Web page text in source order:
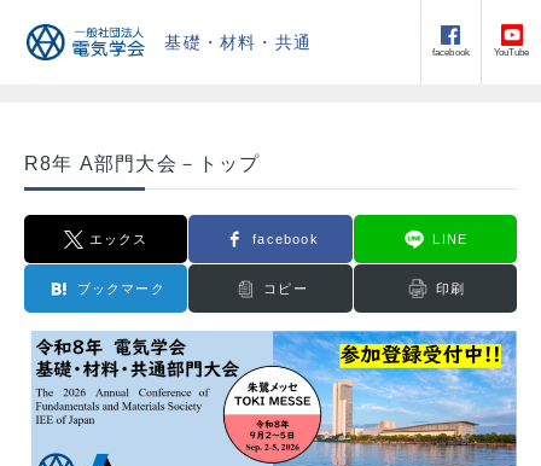
基礎・材料・共通
facebook YouTube
R8年 A部門大会－トップ
エックス facebook LINE
ブックマーク コピー 印刷